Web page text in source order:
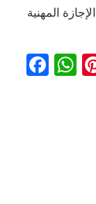
المهنية